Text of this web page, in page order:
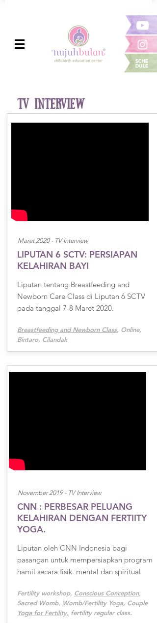
TV INTERVIEW
Maret 2020 - TV Interview
LIPUTAN 6 SCTV: PERSIAPAN
KELAHIRAN BAYI
Liputan tentang Breastfeeding and
Newborn Care Class di Liputan 6 SCTV
pada tanggal 7-8 Maret 2020.
Breastfeeding and Newborn Class, Online,
Bintaro, Cilandak
November 2019 - TV Interview
CNN : PERBESAR PELUANG
KELAHIRAN DENGAN FERTIITY
YOGA.
Liputan oleh CNN Indonesia bagi
pasangan untuk mempersiapkan program
hamil secara fisik. mental dan spiritual
Fertility workshop, Conscious Conception,
Sacred Womb, Womb/Fertility Yoga, Couple
Yoga for Fertility, fertility regular class.